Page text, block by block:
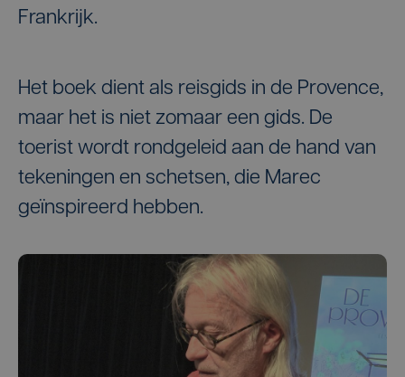
Frankrijk.
Het boek dient als reisgids in de Provence,
maar het is niet zomaar een gids. De
toerist wordt rondgeleid aan de hand van
tekeningen en schetsen, die Marec
geïnspireerd hebben.